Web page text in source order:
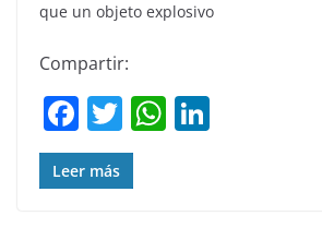
que un objeto explosivo
Compartir:
F
a
c
T
w
itt
W
Leer más